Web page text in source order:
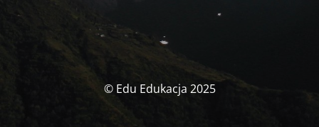
© Edu Edukacja 2025